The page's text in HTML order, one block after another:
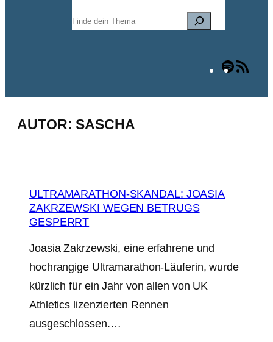
Suchen
Spotify
AUTOR:SASCHA
ULTRAMARATHON-SKANDAL: JOASIA
ZAKRZEWSKI WEGEN BETRUGS
GESPERRT
Joasia Zakrzewski, eine erfahrene und
hochrangige Ultramarathon-Läuferin, wurde
kürzlich für ein Jahr von allen von UK
Athletics lizenzierten Rennen
ausgeschlossen.…